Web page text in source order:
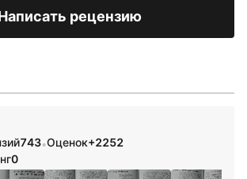
рецензию
743•Оценок+2252
0